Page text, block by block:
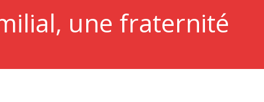
une fraternité